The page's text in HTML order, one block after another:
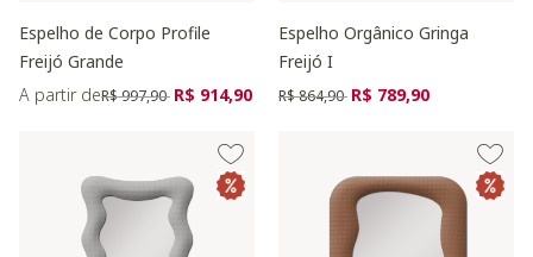
Espelho de Corpo Profile
Freijó Grande
A partir dePreço reduzido de
R$ 997,90 para
R$ 914,90
Espelho Orgânico Gringa
Freijó I
Preço reduzido de
R$ 864,90 para
R$ 789,90